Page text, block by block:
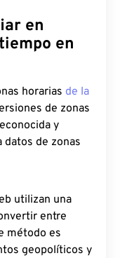
en
en
horarias de la
de zonas
y
de zonas
utilizan una
entre
método es
geopolíticos y